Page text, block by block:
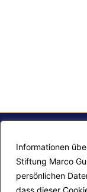
Informationen
Stiftung Marco
persönlichen
dass dieser